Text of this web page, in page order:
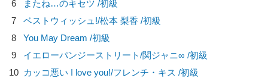
6
またね…のキセツ /初級
7
ベストウィッシュ!/松本 梨香 /初級
8
You May Dream /初級
9
イエローパンジーストリート/関ジャニ∞ /初級
10 カッコ悪い I love you!/フレンチ・キス /初級